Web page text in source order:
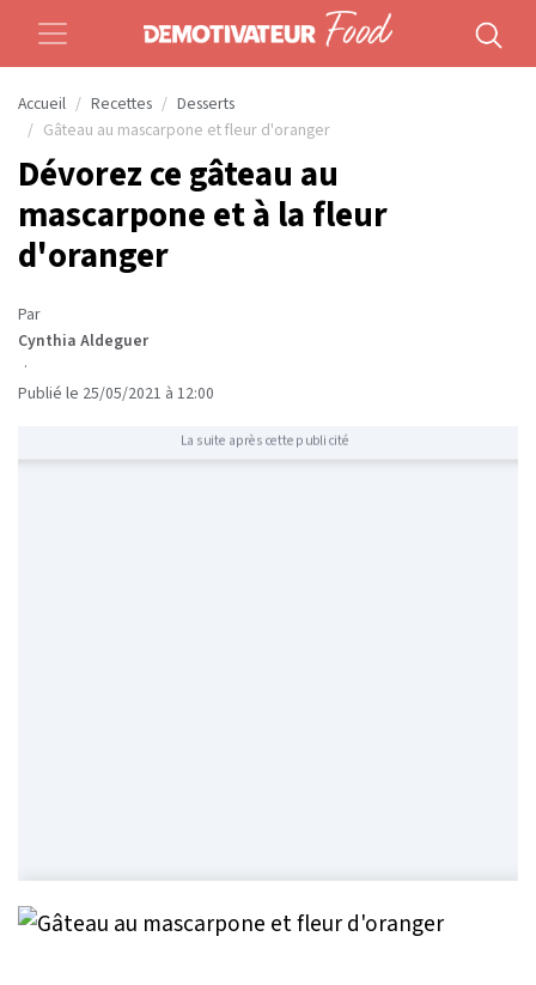
Accueil Recettes
Desserts
Gâteau au mascarpone et fleur d'oranger
Dévorez ce gâteau au
mascarpone et à la fleur
d'oranger
Par
Cynthia Aldeguer
·
Publié le 25/05/2021 à 12:00
La suite après cette publicité